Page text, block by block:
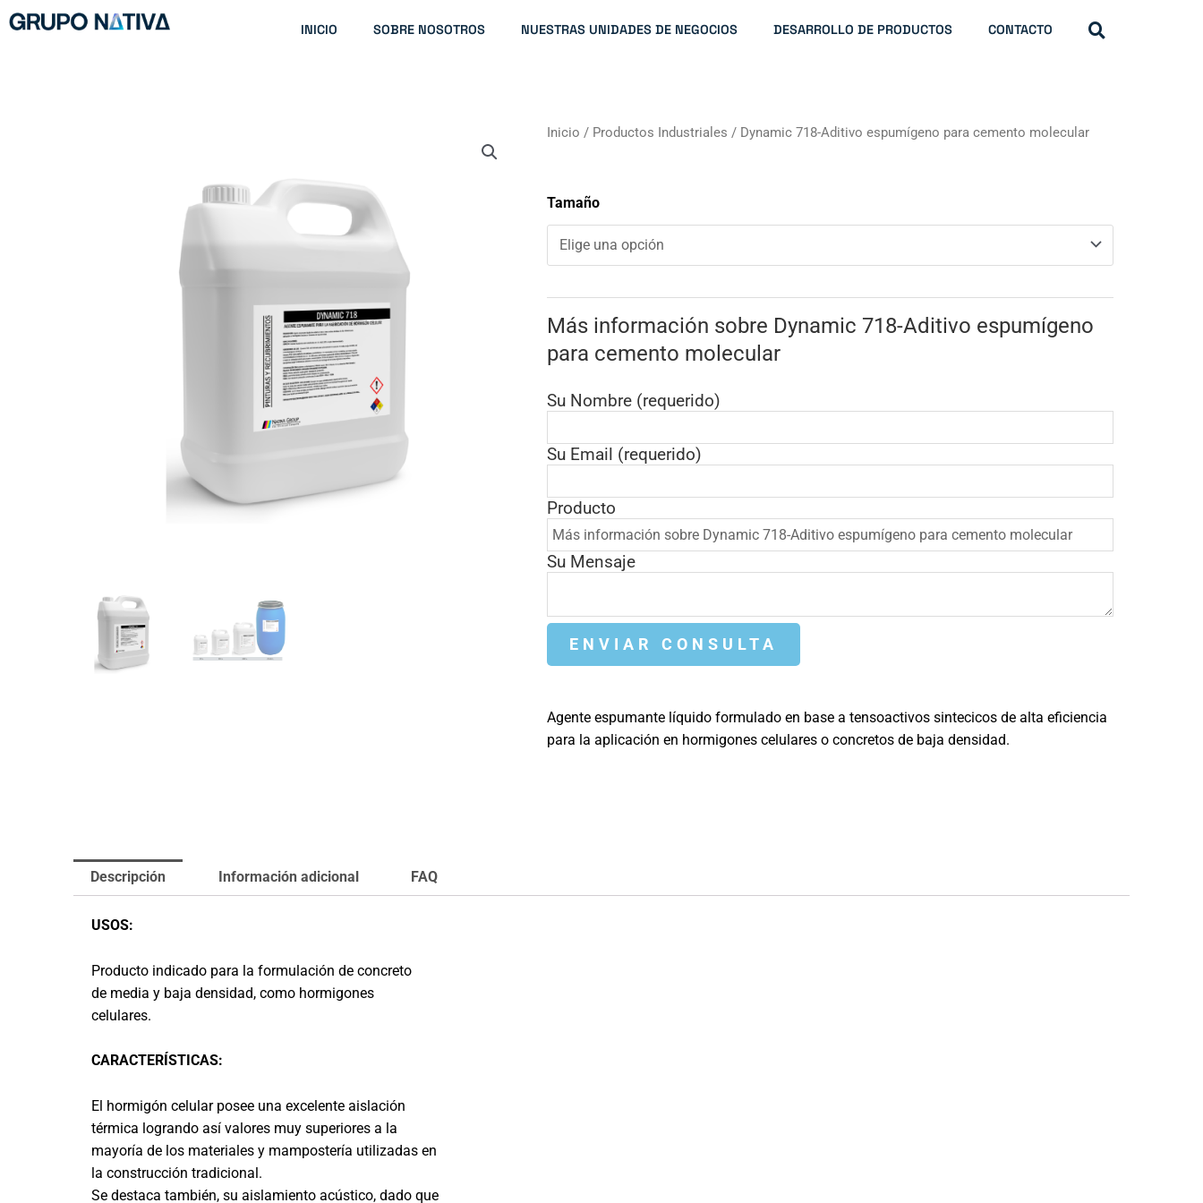
al
INICIO SOBRE NOSOTROS NUESTRAS UNIDADES DE NEGOCIOS DESARROLLO DE PRODUCTOS CONTACTO
Inicio / Productos Industriales / Dynamic 718-Aditivo espumígeno para cemento molecular
Tamaño
Más información sobre Dynamic 718-Aditivo espumígeno
para cemento molecular
Su Nombre (requerido)
Su Email (requerido)
Producto
Su Mensaje
Agente espumante líquido formulado en base a tensoactivos sintecicos de alta eficiencia
para la aplicación en hormigones celulares o concretos de baja densidad.
Descripción Información adicional FAQ
USOS:
Producto indicado para la formulación de concreto
de media y baja densidad, como hormigones
celulares.
CARACTERÍSTICAS:
El hormigón celular posee una excelente aislación
térmica logrando así valores muy superiores a la
mayoría de los materiales y mampostería utilizadas en
la construcción tradicional.
Se destaca también, su aislamiento acústico, dado que